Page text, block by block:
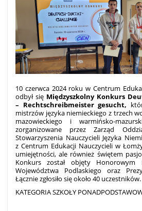
10 czerwca 2024 roku w Centrum
odbył się Międzyszkolny Konkurs
– Rechtschreibmeister gesucht,
mistrzów języka niemieckiego z trzech
mazowieckiego i warmińsko-
zorganizowane przez Zarząd
Stowarzyszenia Nauczycieli Języka
z Centrum Edukacji Nauczycieli w
umiejętności, ale również świętem
Konkurs został objęty Honorowym
Województwa Podlaskiego oraz
Łącznie zgłosiło się około 40 uczestników.
KATEGORIA SZKOŁY